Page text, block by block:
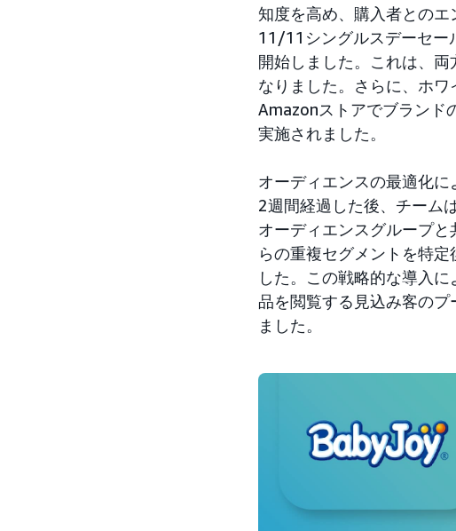
知度を高め、購入者とのエ
11/11シングルスデーセー
開始しました。これは、
なりました。さらに、ホ
Amazonストアでブランド
実施されました。
オーディエンスの最適化
2週間経過した後、チーム
オーディエンスグループ
らの重複セグメントを特
した。この戦略的な導入
品を閲覧する見込み客の
ました。